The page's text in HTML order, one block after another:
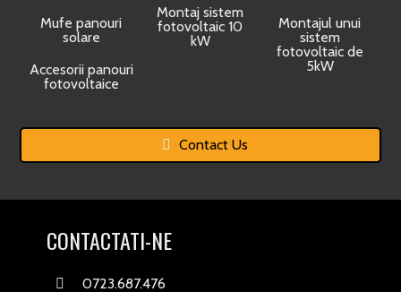
Mufe panouri
solare
Accesorii panouri
fotovoltaice
Montaj sistem
fotovoltaic 10
kW
Montajul unui
sistem
fotovoltaic de
5kW
Contact Us
CONTACTATI-NE
0723.687.476